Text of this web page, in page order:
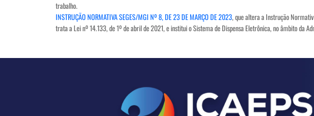
trabalho.
INSTRUÇÃO NORMATIVA SEGES/MGI Nº 8, DE 23 DE MARÇO DE 2023, que altera a Instrução
trata a Lei nº 14.133, de 1º de abril de 2021, e institui o Sistema de Dispensa Eletrônica, no âmbito da